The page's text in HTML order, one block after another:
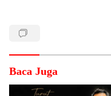
Baca Juga